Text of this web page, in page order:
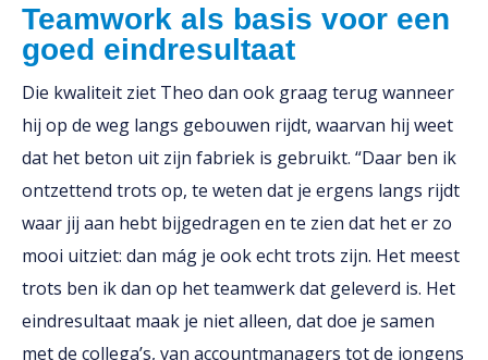
Teamwork als basis voor een
goed eindresultaat
Die kwaliteit ziet Theo dan ook graag terug wanneer
hij op de weg langs gebouwen rijdt, waarvan hij weet
dat het beton uit zijn fabriek is gebruikt. “Daar ben ik
ontzettend trots op, te weten dat je ergens langs rijdt
waar jij aan hebt bijgedragen en te zien dat het er zo
mooi uitziet: dan mág je ook echt trots zijn. Het meest
trots ben ik dan op het teamwerk dat geleverd is. Het
eindresultaat maak je niet alleen, dat doe je samen
met de collega’s, van accountmanagers tot de jongens